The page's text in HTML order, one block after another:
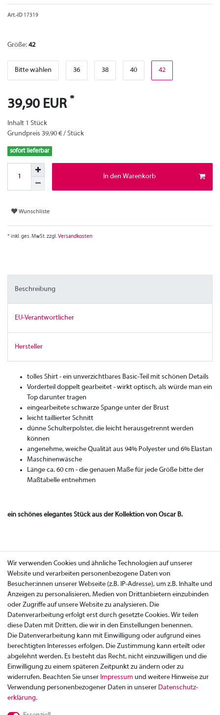
Art.-ID 17319
Größe: 42
Bitte wählen 36 38 40 42
39,90 EUR *
Inhalt 1 Stück
Grundpreis 39,90 € / Stück
sofort lieferbar
In den Warenkorb
Wunschliste
* inkl. ges. MwSt. zzgl.Versandkosten
Beschreibung
EU-Verantwortlicher
Hersteller
tolles Shirt - ein unverzichtbares Basic-Teil mit schönen Details
Vorderteil doppelt gearbeitet - wirkt optisch, als würde man ein
Top darunter tragen
eingearbeitete schwarze Spange unter der Brust
leicht taillierter Schnitt
dünne Schulterpolster, die leicht herausgetrennt werden
können
angenehme, weiche Qualität aus 94% Polyester und 6% Elastan
Maschinenwäsche
Länge ca. 60 cm - die genauen Maße für jede Größe bitte der
Maßtabelle entnehmen
ein schönes elegantes Stück aus der Kollektion von Oscar B.
Zahlung
Wir verwenden Cookies und ähnliche Technologien auf unserer
Website und verarbeiten personenbezogene Daten von
Besucher:innen unserer Webseite (z.B. IP-Adresse), um z.B. Inhalte und
Anzeigen zu personalisieren, Medien von Drittanbietern einzubinden
oder Zugriffe auf unsere Website zu analysieren. Die
Datenverarbeitung erfolgt erst durch gesetzte Cookies. Wir teilen
diese Daten mit Dritten, die wir in den Einstellungen benennen.
Die Datenverarbeitung kann mit Einwilligung oder aufgrund eines
berechtigten Interesses erfolgen. Die Zustimmung kann erteilt oder
abgelehnt werden. Es besteht das Recht, nicht einzuwilligen und die
Einwilligung zu einem späteren Zeitpunkt zu ändern oder zu
widerrufen. Beachten Sie unser Impressum und weitere Hinweise zur
Verwendung personenbezogener Daten in unserer Daten­schutz­
erklärung.